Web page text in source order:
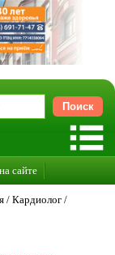
сайте
/ Кардиолог /